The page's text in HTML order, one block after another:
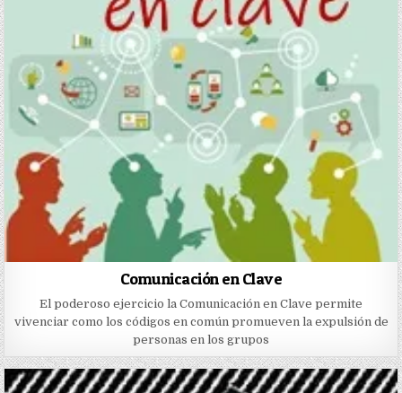
Comunicación en Clave
El poderoso ejercicio la Comunicación en Clave permite
vivenciar como los códigos en común promueven la expulsión de
personas en los grupos